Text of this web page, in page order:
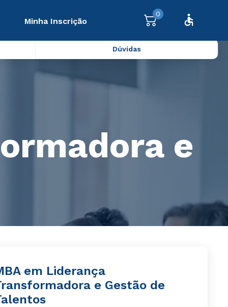
Minha Inscrição
0
Dúvidas
e
em Liderança
e Gestão de